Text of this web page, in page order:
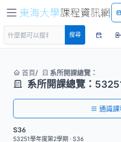
搜尋
首頁 系所開課總覽：
系所開課總覽：
通識課
S36
53251學年度第2學期 · S36